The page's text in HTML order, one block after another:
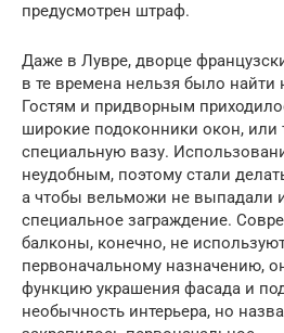
предусмотрен штраф.
Даже в Лувре, дворце
в те времена нельзя было найти
Гостям и придворным
широкие подоконники окон, или
специальную вазу.
неудобным, поэтому стали
а чтобы вельможи не выпадали
специальное заграждение.
балконы, конечно, не
первоначальному назначению,
функцию украшения фасада и
необычность интерьера, но